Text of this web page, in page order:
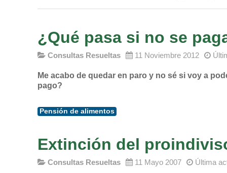
¿Qué pasa si no se
Consultas Resueltas 11 Noviembre 2012
Me acabo de quedar en paro y no sé si voy a
pago?
Pensión de alimentos
Extinción del
Consultas Resueltas 11 Mayo 2007 Última